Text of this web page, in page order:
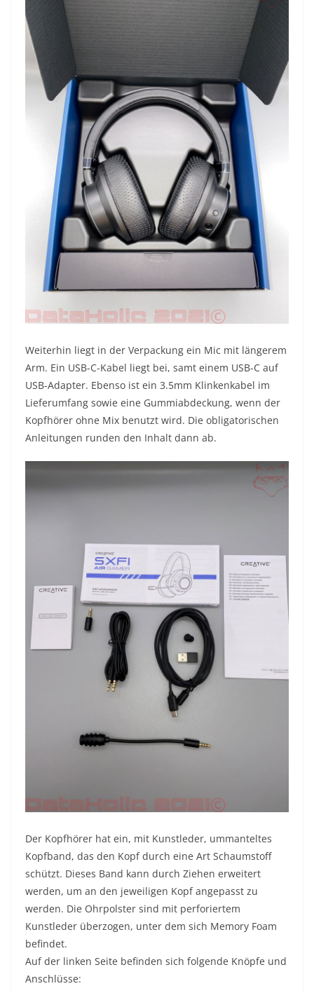
Weiterhin liegt in der Verpackung ein Mic mit längerem
Arm. Ein USB-C-Kabel liegt bei, samt einem USB-C auf
USB-Adapter. Ebenso ist ein 3.5mm Klinkenkabel im
Lieferumfang sowie eine Gummiabdeckung, wenn der
Kopfhörer ohne Mix benutzt wird. Die obligatorischen
Anleitungen runden den Inhalt dann ab.
Der Kopfhörer hat ein, mit Kunstleder, ummanteltes
Kopfband, das den Kopf durch eine Art Schaumstoff
schützt. Dieses Band kann durch Ziehen erweitert
werden, um an den jeweiligen Kopf angepasst zu
werden. Die Ohrpolster sind mit perforiertem
Kunstleder überzogen, unter dem sich Memory Foam
befindet.
Auf der linken Seite befinden sich folgende Knöpfe und
Anschlüsse: